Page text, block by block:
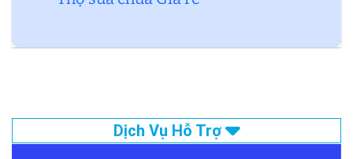
Dịch Vụ Hỗ Trợ